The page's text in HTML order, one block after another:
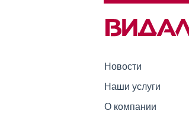
Новости
Наши услуги
О компании